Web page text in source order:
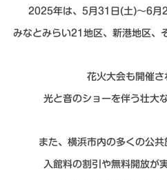
2025年は、5月31日(土)～6月2
みなとみらい21地区、新港地区、
花火大会も開催さ
光と音のショーを伴う壮大
また、横浜市内の多くの公共
入館料の割引や無料開放が